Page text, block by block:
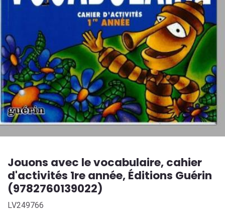
Jouons avec le vocabulaire, cahier
d'activités 1re année, Éditions Guérin
(9782760139022)
LV249766